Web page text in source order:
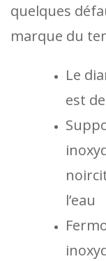
quelques
marque du
Le
est
l’eau